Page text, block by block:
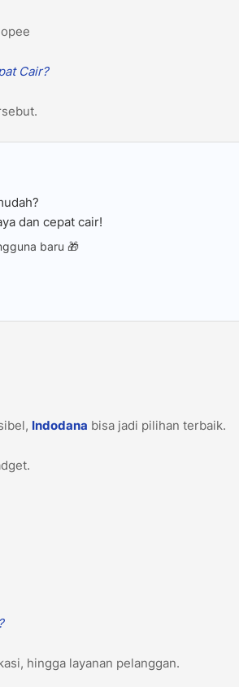
Cair?
dan cepat cair!
baru 🎁
Indodana bisa jadi pilihan terbaik.
hingga layanan pelanggan.